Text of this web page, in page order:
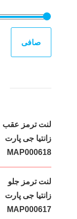
صافی
لنت ترمز عقب
زانتیا جی پارت
MAP000618
لنت ترمز جلو
زانتیا جی پارت
MAP000617